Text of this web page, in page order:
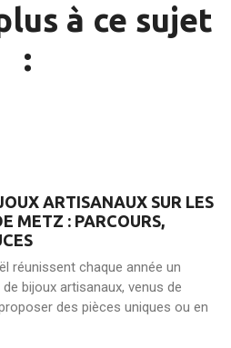
à ce sujet
:
ARTISANAUX SUR LES
METZ : PARCOURS,
réunissent chaque année un
bijoux artisanaux, venus de
des pièces uniques ou en